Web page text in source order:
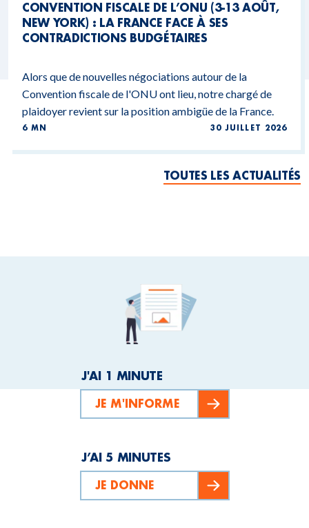
CONVENTION FISCALE DE L’ONU (3-13 AOÛT,
NEW YORK) : LA FRANCE FACE À SES
CONTRADICTIONS BUDGÉTAIRES
Alors que de nouvelles négociations autour de la
Convention fiscale de l'ONU ont lieu, notre chargé de
plaidoyer revient sur la position ambigüe de la France.
6 MN 30 JUILLET 2026
TOUTES LES ACTUALITÉS
J'AI 1 MINUTE
JE M'INFORME
J’AI 5 MINUTES
JE DONNE